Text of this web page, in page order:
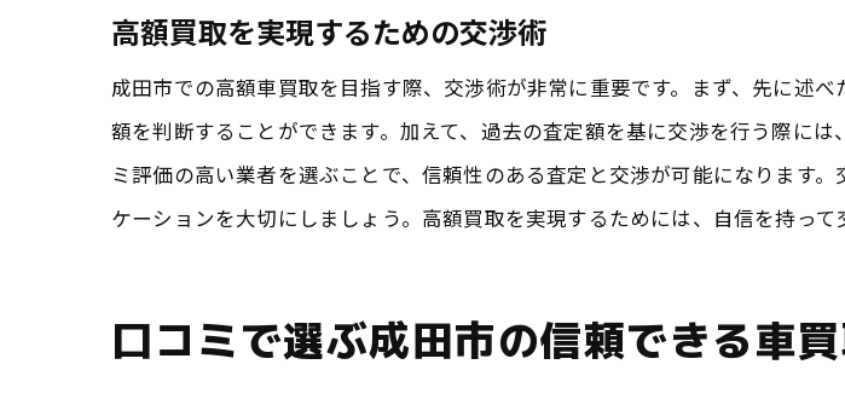
成田市で口コミ評価の高
口コミを参考にした業者
成田市で車買取を成功させる
事前調査で得られる情報
複数業者に査定を依頼す
高額買取を実現するための交渉術
成田市での高額車買取を目指す際、交渉術が非常に重要です。まず、先に述
額を判断することができます。加えて、過去の査定額を基に交渉を行う際に
ミ評価の高い業者を選ぶことで、信頼性のある査定と交渉が可能になります
ケーションを大切にしましょう。高額買取を実現するためには、自信を持って
口コミで選ぶ成田市の信頼できる車